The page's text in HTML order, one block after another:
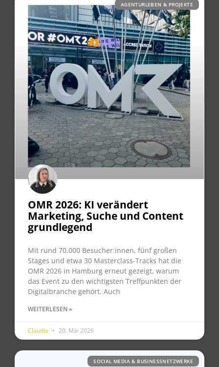
AGENTURLEBEN & PROJEKTE
OMR 2026: KI verändert
Marketing, Suche und Content
grundlegend
Mit rund 70.000 Besucher:innen, fünf großen
Stages und etwa 30 Masterclass-Tracks hat die
OMR 2026 in Hamburg erneut gezeigt, warum
das Event zu den wichtigsten Treffpunkten der
Digitalbranche gehört. Auch
WEITERLESEN »
Claudia 20. Mai 2026
SOCIAL MEDIA & BUSINESSNETZWERKE